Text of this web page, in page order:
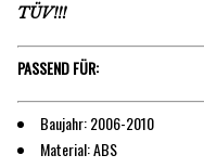
TÜV!!!
PASSEND FÜR:
Baujahr: 2006-2010
Material: ABS